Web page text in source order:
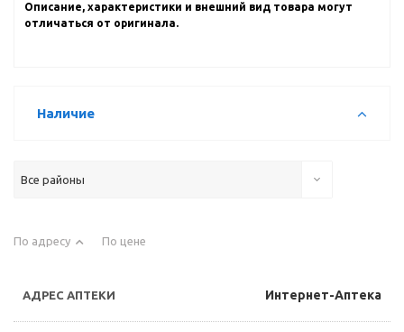
Описание, характеристики и внешний вид товара могут
отличаться от оригинала.
Наличие
Все районы
По адресу По цене
Интернет-Аптека